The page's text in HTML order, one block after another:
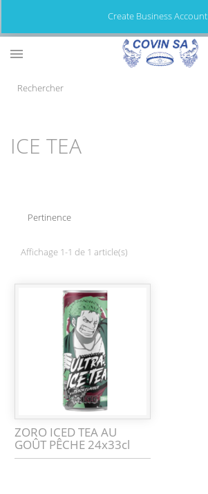
Create Business Account

ICE TEA
Pertinence
Affichage 1-1 de 1 article(s)
ZORO ICED TEA AU
GOÛT PÊCHE 24x33cl